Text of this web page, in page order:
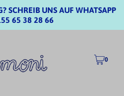
SCHREIB UNS AUF WHATSAPP
65 38 28 66
0